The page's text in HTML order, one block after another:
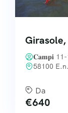
𝐂𝐚𝐦𝐩𝐢
58100
Da
€640